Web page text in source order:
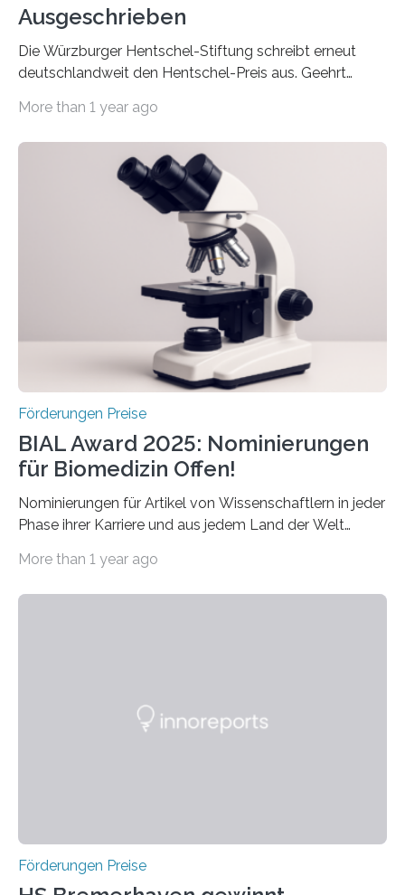
Ausgeschrieben
Die Würzburger Hentschel-Stiftung schreibt erneut
deutschlandweit den Hentschel-Preis aus. Geehrt
hochrangige wissenschaftliche Publikation zum Thema
Schlaganfall“ mit Sitz in Würzburg fördert die
Schlaganfallforschung, um die Behandlung der
Betroffenen zu verbessern. Dazu schreibt sie auch in
diesem Jahr wieder deutschlandweit den Hentschel-
Preis aus. Er richtet sich gezielt an jüngere
Forscherinnen und Forscher unter 40 Jahren. Geehrt
werden soll eine herausragende Doktorarbeit oder eine
hochrangige wissenschaftliche Publikation zum Thema
More than 1 year ago
Förderungen Preise
BIAL Award 2025: Nominierungen
für Biomedizin Offen!
Nominierungen für Artikel von Wissenschaftlern in jeder
Phase ihrer Karriere und aus jedem Land der Welt
Leben gerufen, um die bemerkenswertesten
Foundation, des BIAL Award in Biomedicine ist in
More than 1 year ago
Förderungen Preise